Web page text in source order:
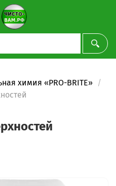
химия «PRO-BRITE»